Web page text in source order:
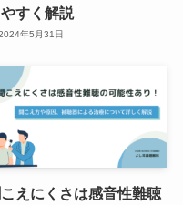
やすく解説
年5月31日
えにくさは感音性難聴